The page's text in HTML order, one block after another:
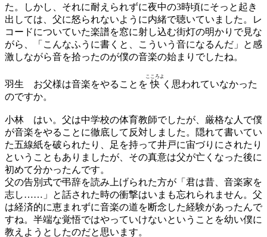
た。しかし、それに耐えられずに夜中の3時頃にそっと起き
出しては、父に怒られないように内緒で聴いていました。レ
コードについていた楽譜を窓に射し込む街灯の明かりで見な
がら、「こんなふうに書くと、こういう音になるんだ」と感
激しながら音を拾ったのが僕の音楽の始まりでしたね。
羽生 お父様は音楽をやることを 快
こころよ
く思われていなかった
のですか。
小林 はい。父は中学校の体育教師でしたが、厳格な人で僕
が音楽をやることに徹底して反対しました。隠れて書いてい
た五線紙を破られたり、足を持って井戸に宙づりにされたり
ということもありましたが、その真意は父が亡くなった後に
初めて分かったんです。
父の告別式で弔辞を読み上げられた方が「君は昔、音楽家を
志し……」と話された時の衝撃はいまも忘れられません。父
は経済的に恵まれずに音楽の道を断念した経験があったんで
すね。半端な覚悟ではやっていけないということを幼い僕に
教えようとしたのだと思います。